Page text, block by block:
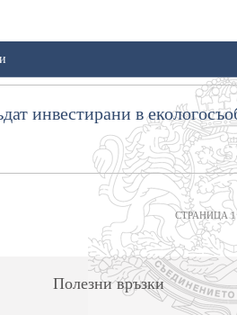
инвестирани в
СТРАНИЦА 1
Полезни връзки